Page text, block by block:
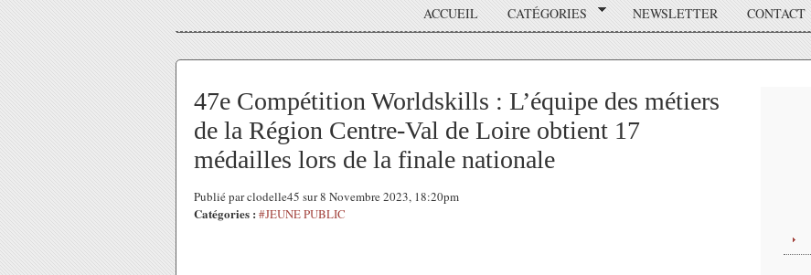
ACCUEIL CATÉGORIES NEWSLETTER CONTACT
47e Compétition Worldskills : L’équipe des métiers
de la Région Centre-Val de Loire obtient 17
médailles lors de la finale nationale
Publié par clodelle45 sur 8 Novembre 2023, 18:20pm
Catégories : #JEUNE PUBLIC